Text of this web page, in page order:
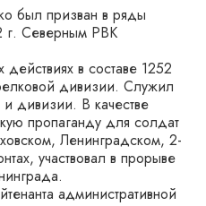
был призван в ряды
г. Северным РВК
в составе 1252
дивизии. Служил
дивизии. В качестве
пропаганду для солдат
Ленинградском, 2-
участвовал в прорыве
административной